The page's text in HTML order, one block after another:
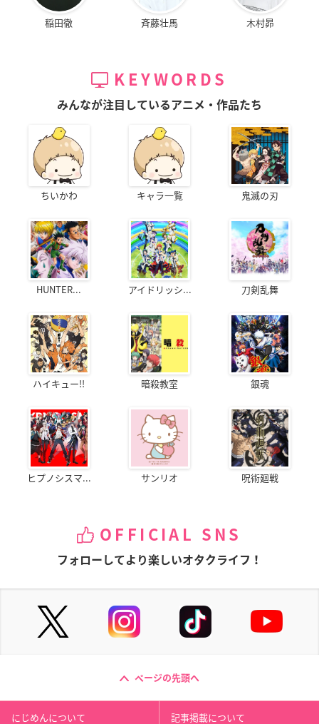
稲田徹 斉藤壮馬 木村昴
KEYWORDS
みんなが注目しているアニメ・作品たち
ちいかわ キャラ一覧 鬼滅の刃
HUNTER... アイドリッシ... 刀剣乱舞
ハイキュー!! 暗殺教室 銀魂
ヒプノシスマ... サンリオ 呪術廻戦
OFFICIAL SNS
フォローしてより楽しいオタクライフ！
ページの先頭へ
にじめんについて 記事掲載について